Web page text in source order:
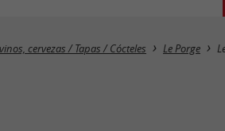
cervezas / Tapas / Cócteles Le Porge